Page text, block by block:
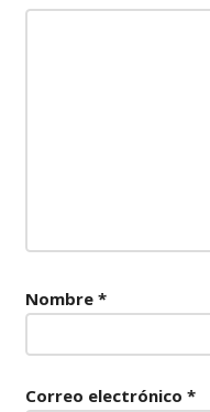
Nombre *
Correo electrónico *